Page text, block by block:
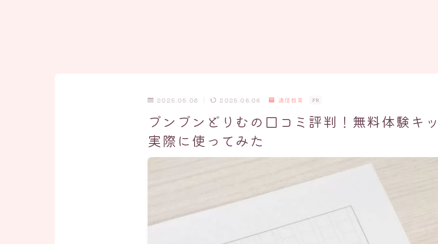
2025.05.08 2025.06.06 通信教育 PR
ブンブンどりむの口コミ評判！無料体験キ
実際に使ってみた